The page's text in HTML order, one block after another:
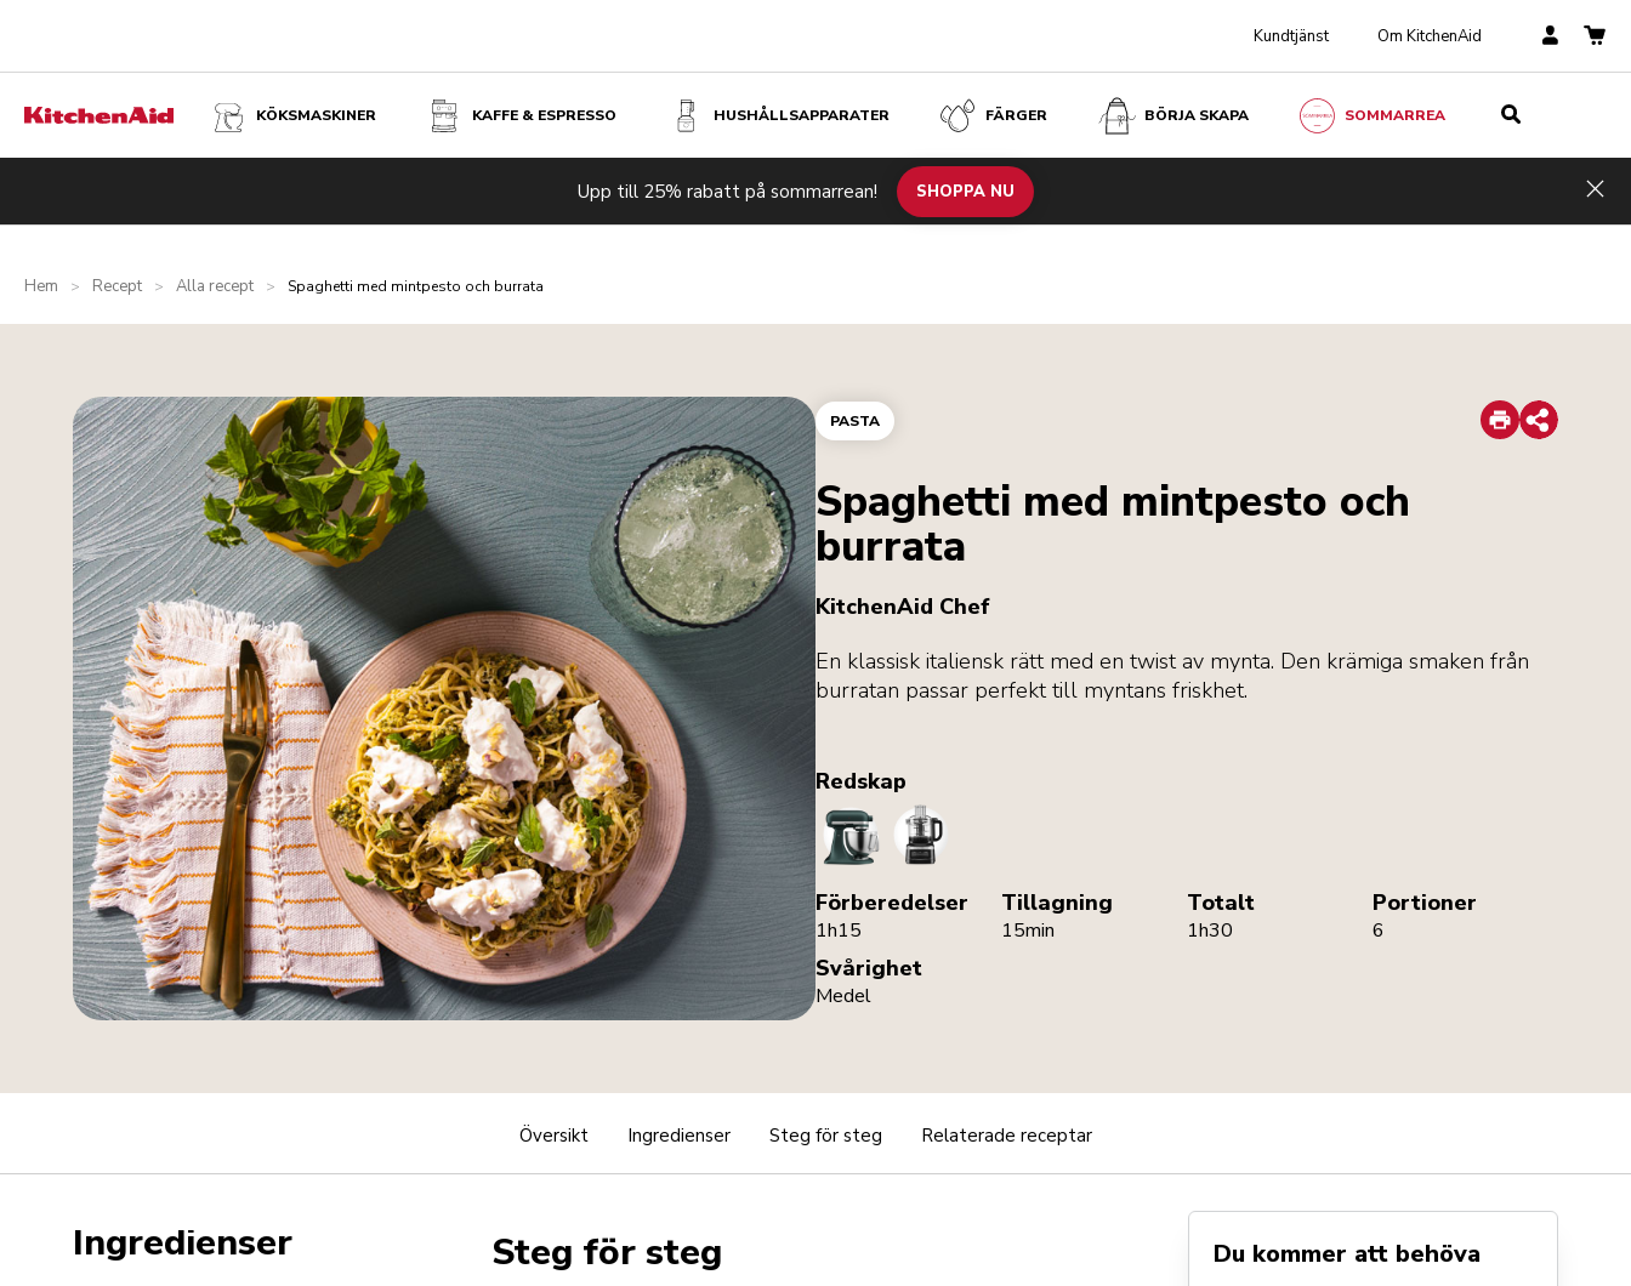
Kundtjänst Om KitchenAid
KÖKSMASKINER KAFFE & ESPRESSO HUSHÅLLSAPPARATER FÄRGER BÖRJA SKAPA SOMMARREA
Upp till 25% rabatt på sommarrean! SHOPPA NU
Hem > Recept > Alla recept > Spaghetti med mintpesto och burrata
PASTA Print
Share
Spaghetti med mintpesto och
burrata
KitchenAid Chef
En klassisk italiensk rätt med en twist av mynta. Den krämiga smaken från
burratan passar perfekt till myntans friskhet.
Redskap
StandMixerFoodProcessor
Förberedelser
1h15
Tillagning
15min
Totalt
1h30
Portioner
6
Svårighet
Medel
Översikt Ingredienser Steg för steg Relaterade receptar
Ingredienser Steg för steg Du kommer att behöva